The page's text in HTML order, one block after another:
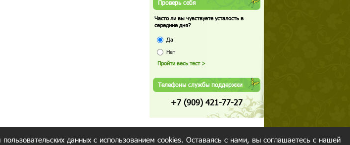
Проверь себя
Часто ли вы чувствуете усталость в
середине дня?
Да
Нет
Телефоны службы поддержки
+7 (909) 421-77-27
данных с использованием cookies. Оставаясь с нами, вы соглашаетесь с нашей